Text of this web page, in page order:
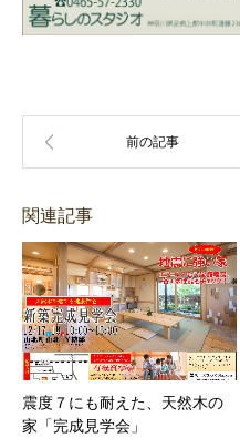
関連記事
震度７にも耐えた、天然木の
家「完成見学会」